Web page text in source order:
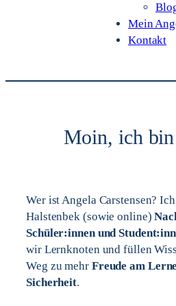
Mein
Kontakt
Moin, ich
Wer ist Angela Carstensen?
Halstenbek (sowie online)
Schüler:innen und
wir Lernknoten und füllen
Weg zu mehr Freude am
Sicherheit.